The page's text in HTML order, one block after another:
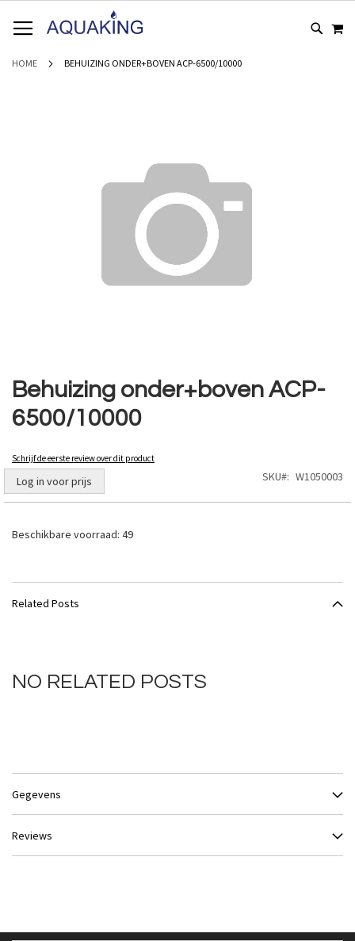
NAAR
DE
HOME BEHUIZING ONDER+BOVEN ACP-6500/10000
Behuizing onder+boven ACP-
6500/10000
Schrijf de eerste review over dit product
Log in voor prijs SKU W1050003
Beschikbare voorraad: 49
naar
het
begin
van
afbeeldingen-
gallerij
Related Posts
NO RELATED POSTS
Gegevens
Reviews